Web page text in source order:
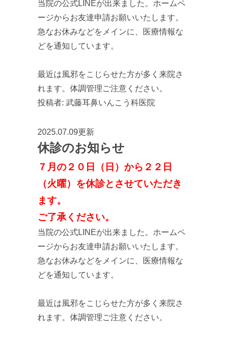
当院の公式LINEが出来ました。ホームペ
ージからお友達申請お願いいたします。
急なお休みなどをメインに、医療情報な
どを通知しています。
最近は風邪をこじらせた方が多く来院さ
れます。体調管理ご注意ください。
投稿者: 武藤耳鼻いんこう科医院
2025.07.09更新
休診のお知らせ
７月の２０日（日）から２２日
（火曜）を休診とさせていただき
ます。
ご了承ください。
当院の公式LINEが出来ました。ホームペ
ージからお友達申請お願いいたします。
急なお休みなどをメインに、医療情報な
どを通知しています。
最近は風邪をこじらせた方が多く来院さ
れます。体調管理ご注意ください。